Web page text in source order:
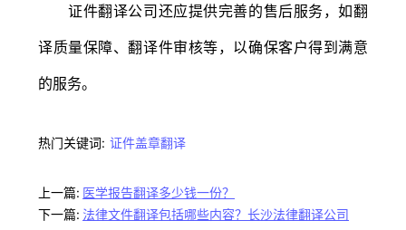
证件翻译公司还应提供完善的售后服务，如翻
译质量保障、翻译件审核等，以确保客户得到满意
的服务。
热门关键词: 证件盖章翻译
上一篇: 医学报告翻译多少钱一份？
下一篇: 法律文件翻译包括哪些内容？长沙法律翻译公司